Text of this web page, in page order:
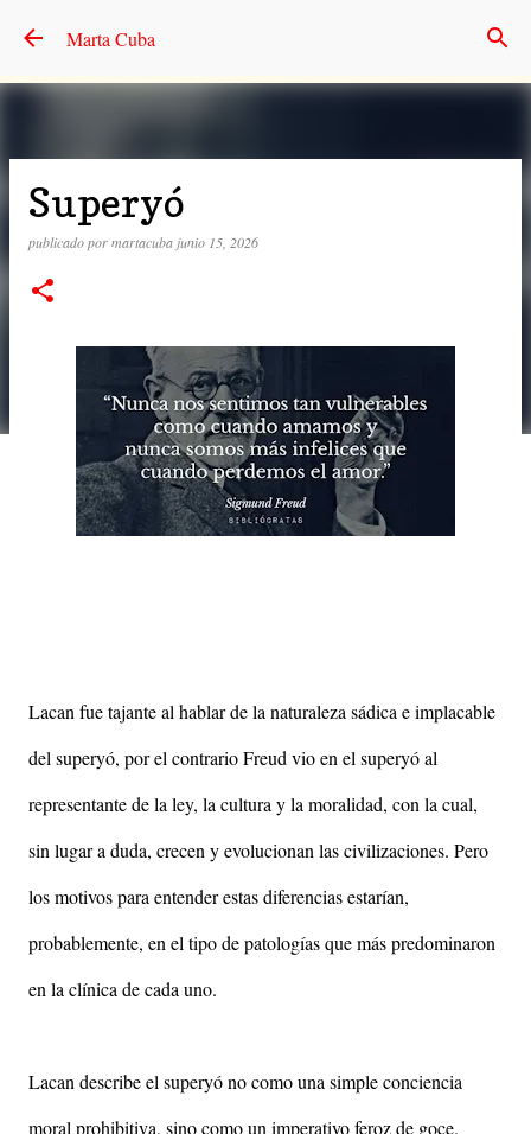
Marta Cuba
Superyó
publicado pormartacuba junio 15, 2026
Lacan fue tajante al hablar de la naturaleza sádica e implacable
del superyó, por el contrario Freud vio en el superyó al
representante de la ley, la cultura y la moralidad, con la cual,
sin lugar a duda, crecen y evolucionan las civilizaciones. Pero
los motivos para entender estas diferencias estarían,
probablemente, en el tipo de patologías que más predominaron
en la clínica de cada uno.
Lacan describe el superyó no como una simple conciencia
moral prohibitiva, sino como un imperativo feroz de goce.